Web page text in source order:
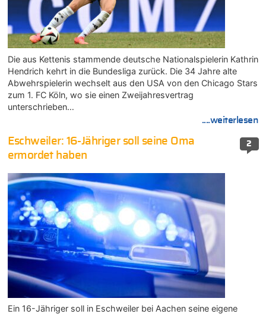
Die aus Kettenis stammende deutsche Nationalspielerin Kathrin
Hendrich kehrt in die Bundesliga zurück. Die 34 Jahre alte
Abwehrspielerin wechselt aus den USA von den Chicago Stars
zum 1. FC Köln, wo sie einen Zweijahresvertrag
unterschrieben…
....weiterlesen
2
Eschweiler: 16-Jähriger soll seine Oma
ermordet haben
Ein 16-Jähriger soll in Eschweiler bei Aachen seine eigene